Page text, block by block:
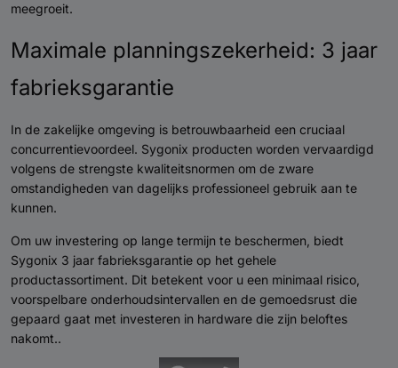
meegroeit.
Maximale planningszekerheid: 3 jaar
fabrieksgarantie
In de zakelijke omgeving is betrouwbaarheid een cruciaal
concurrentievoordeel. Sygonix producten worden vervaardigd
volgens de strengste kwaliteitsnormen om de zware
omstandigheden van dagelijks professioneel gebruik aan te
kunnen.
Om uw investering op lange termijn te beschermen, biedt
Sygonix 3 jaar fabrieksgarantie op het gehele
productassortiment. Dit betekent voor u een minimaal risico,
voorspelbare onderhoudsintervallen en de gemoedsrust die
gepaard gaat met investeren in hardware die zijn beloftes
nakomt..